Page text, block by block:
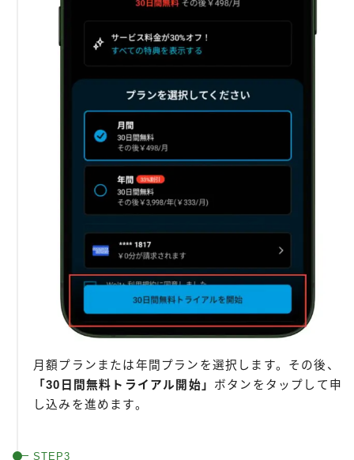
月額プランまたは年間プランを選択します。その後、
「30日間無料トライアル開始」 ボタンをタップして申
し込みを進めます。